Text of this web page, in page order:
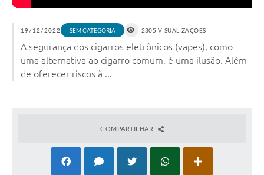
19/12/2022 SEM CATEGORIA 2305 VISUALIZAÇÕES
A segurança dos cigarros eletrônicos (vapes), como
uma alternativa ao cigarro comum, é uma ilusão. Além
de oferecer riscos à ...
COMPARTILHAR